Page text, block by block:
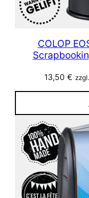
COLOP
13,50 €